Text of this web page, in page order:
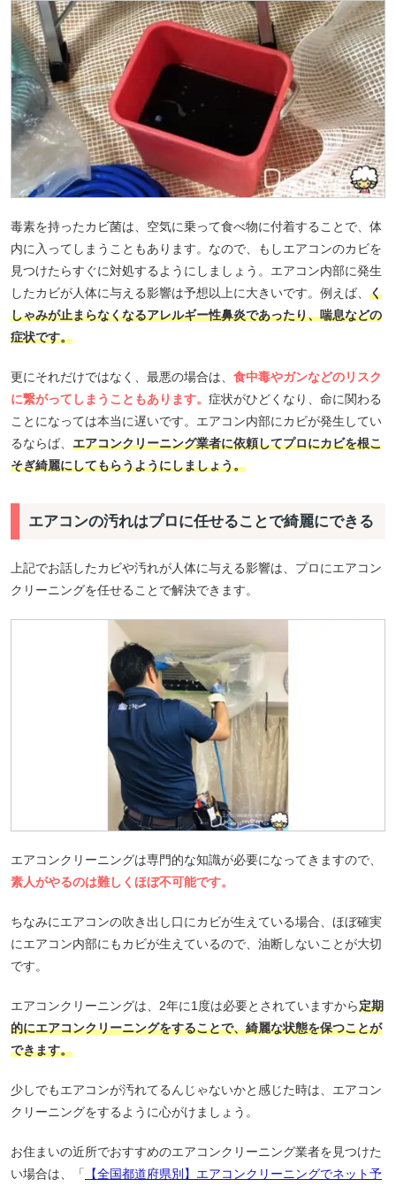
毒素を持ったカビ菌は、空気に乗って食べ物に付着することで、体
内に入ってしまうこともあります。なので、もしエアコンのカビを
見つけたらすぐに対処するようにしましょう。エアコン内部に発生
したカビが人体に与える影響は予想以上に大きいです。例えば、 く
しゃみが止まらなくなるアレルギー性鼻炎であったり、喘息などの
症状です。
更にそれだけではなく、最悪の場合は、 食中毒やガンなどのリスク
に繋がってしまうこともあります。 症状がひどくなり、命に関わる
ことになっては本当に遅いです。エアコン内部にカビが発生してい
るならば、 エアコンクリーニング業者に依頼してプロにカビを根こ
そぎ綺麗にしてもらうようにしましょう。
エアコンの汚れはプロに任せることで綺麗にできる
上記でお話したカビや汚れが人体に与える影響は、プロにエアコン
クリーニングを任せることで解決できます。
エアコンクリーニングは専門的な知識が必要になってきますので、
素人がやるのは難しくほぼ不可能です。
ちなみにエアコンの吹き出し口にカビが生えている場合、ほぼ確実
にエアコン内部にもカビが生えているので、油断しないことが大切
です。
エアコンクリーニングは、2年に1度は必要とされていますから定期
的にエアコンクリーニングをすることで、綺麗な状態を保つことが
できます。
少しでもエアコンが汚れてるんじゃないかと感じた時は、エアコン
クリーニングをするように心がけましょう。
お住まいの近所でおすすめのエアコンクリーニング業者を見つけた
い場合は、「
【全国都道府県別】エアコンクリーニングでネット予